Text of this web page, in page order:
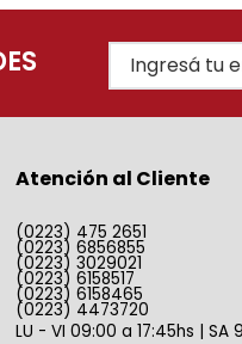
Atención al Cliente
(0223) 475 2651
(0223) 6856855
(0223) 3029021
(0223) 6158517
(0223) 6158465
(0223) 4473720
LU - VI 09:00 a 17:45hs | SA